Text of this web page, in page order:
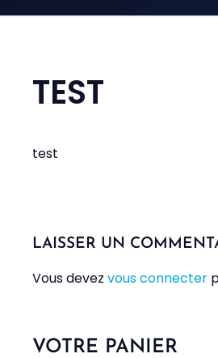
TEST
test
LAISSER UN
Vous devez vous connecter
VOTRE PANIER